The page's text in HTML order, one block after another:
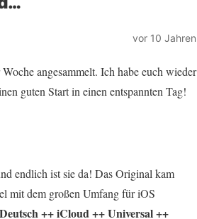
vor 10 Jahren
angesammelt. Ich habe euch wieder
guten Start in einen entspannten Tag!
endlich ist sie da! Das Original kam
mit dem großen Umfang für iOS
++ iCloud ++ Universal ++